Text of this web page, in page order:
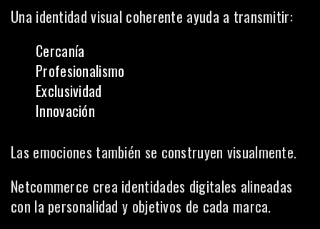
Una identidad visual coherente ayuda a transmitir:
Cercanía
Profesionalismo
Exclusividad
Innovación
Las emociones también se construyen visualmente.
Netcommerce crea identidades digitales alineadas
con la personalidad y objetivos de cada marca.